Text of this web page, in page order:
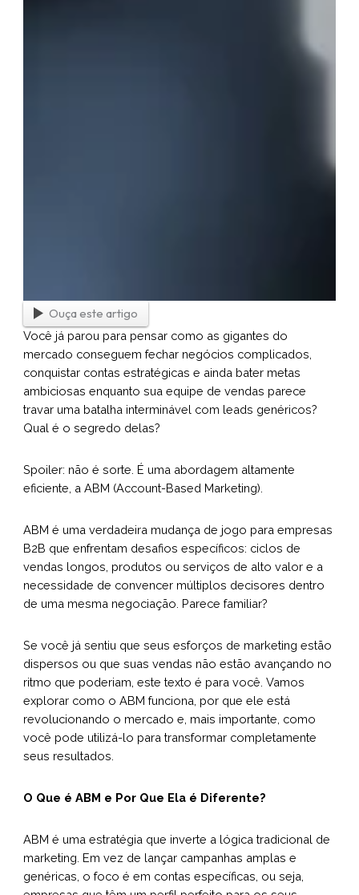
Ouça este artigo
Você já parou para pensar como as gigantes do
mercado conseguem fechar negócios complicados,
conquistar contas estratégicas e ainda bater metas
ambiciosas enquanto sua equipe de vendas parece
travar uma batalha interminável com leads genéricos?
Qual é o segredo delas?
Spoiler: não é sorte. É uma abordagem altamente
eficiente, a ABM (Account-Based Marketing).
ABM é uma verdadeira mudança de jogo para empresas
B2B que enfrentam desafios específicos: ciclos de
vendas longos, produtos ou serviços de alto valor e a
necessidade de convencer múltiplos decisores dentro
de uma mesma negociação. Parece familiar?
Se você já sentiu que seus esforços de marketing estão
dispersos ou que suas vendas não estão avançando no
ritmo que poderiam, este texto é para você. Vamos
explorar como o ABM funciona, por que ele está
revolucionando o mercado e, mais importante, como
você pode utilizá-lo para transformar completamente
seus resultados.
O Que é ABM e Por Que Ela é Diferente?
ABM é uma estratégia que inverte a lógica tradicional de
marketing. Em vez de lançar campanhas amplas e
genéricas, o foco é em contas específicas, ou seja,